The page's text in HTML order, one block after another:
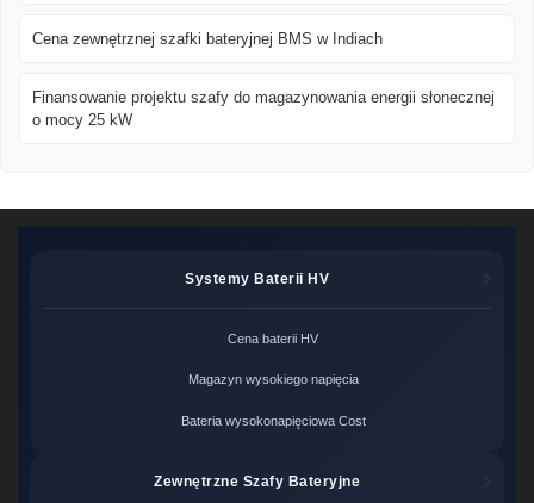
Cena zewnętrznej szafki bateryjnej BMS w Indiach
Finansowanie projektu szafy do magazynowania energii słonecznej
o mocy 25 kW
Systemy Baterii HV
Cena baterii HV
Magazyn wysokiego napięcia
Bateria wysokonapięciowa Cost
Zewnętrzne Szafy Bateryjne